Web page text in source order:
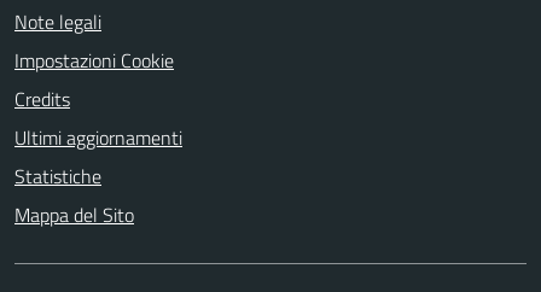
Note legali
Impostazioni Cookie
Credits
Ultimi aggiornamenti
Statistiche
Mappa del Sito